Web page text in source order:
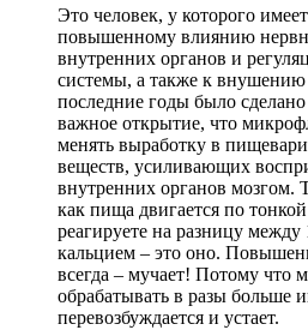
Это человек, у которого
повышенному влиянию
внутренних органов и
системы, а также к
последние годы было
важное открытие, что
менять выработку в
веществ, усиливающих
внутренних органов мозгом.
как пища двигается по
реагируете на разницу
кальцием – это оно.
всегда – мучает! Потому что
обрабатывать в разы больше
перевозбуждается и устает.